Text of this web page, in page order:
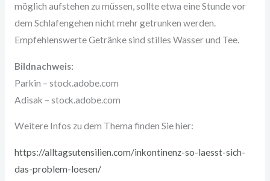
möglich aufstehen zu müssen, sollte etwa eine Stunde vor
dem Schlafengehen nicht mehr getrunken werden.
Empfehlenswerte Getränke sind stilles Wasser und Tee.
Bildnachweis:
Parkin – stock.adobe.com
Adisak – stock.adobe.com
Weitere Infos zu dem Thema finden Sie hier:
https://alltagsutensilien.com/inkontinenz-so-laesst-sich-
das-problem-loesen/